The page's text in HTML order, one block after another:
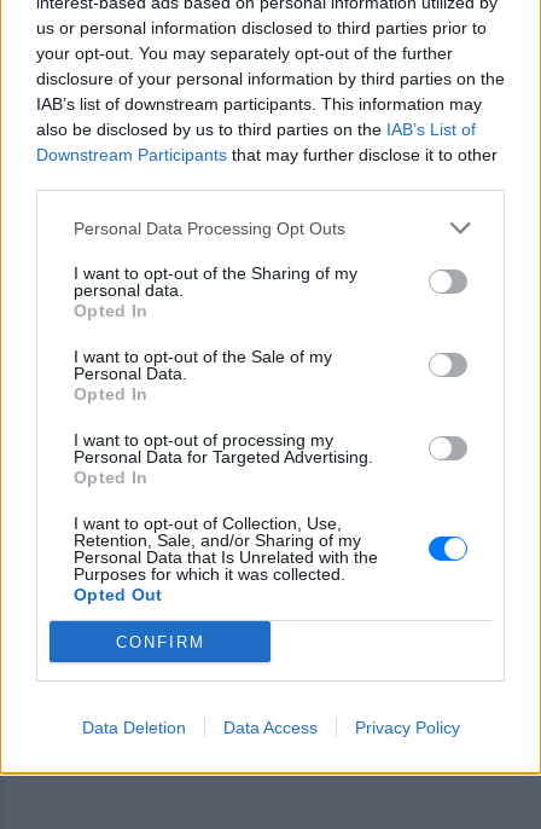
us or personal information disclosed to third parties prior to
your opt-out. You may separately opt-out of the further
disclosure of your personal information by third parties on the
IAB’s list of downstream participants. This information may
also be disclosed by us to third parties on the IAB’s List of
Downstream Participants that may further disclose it to other
Personal Data Processing Opt Outs
I want to opt-out of the Sharing of my
personal data.
Opted In
I want to opt-out of the Sale of my
Personal Data.
Opted In
I want to opt-out of processing my
Personal Data for Targeted Advertising.
Opted In
I want to opt-out of Collection, Use,
Retention, Sale, and/or Sharing of my
Personal Data that Is Unrelated with the
Purposes for which it was collected.
Opted Out
CONFIRM
Data Deletion Data Access Privacy Policy
Ακολουθήστε το E-Radio.gr στοGoogle News
και μάθετε πρώτοι τα πιο hot νέα .
Ακολουθήστε το E-Radio.gr και στο Instagram